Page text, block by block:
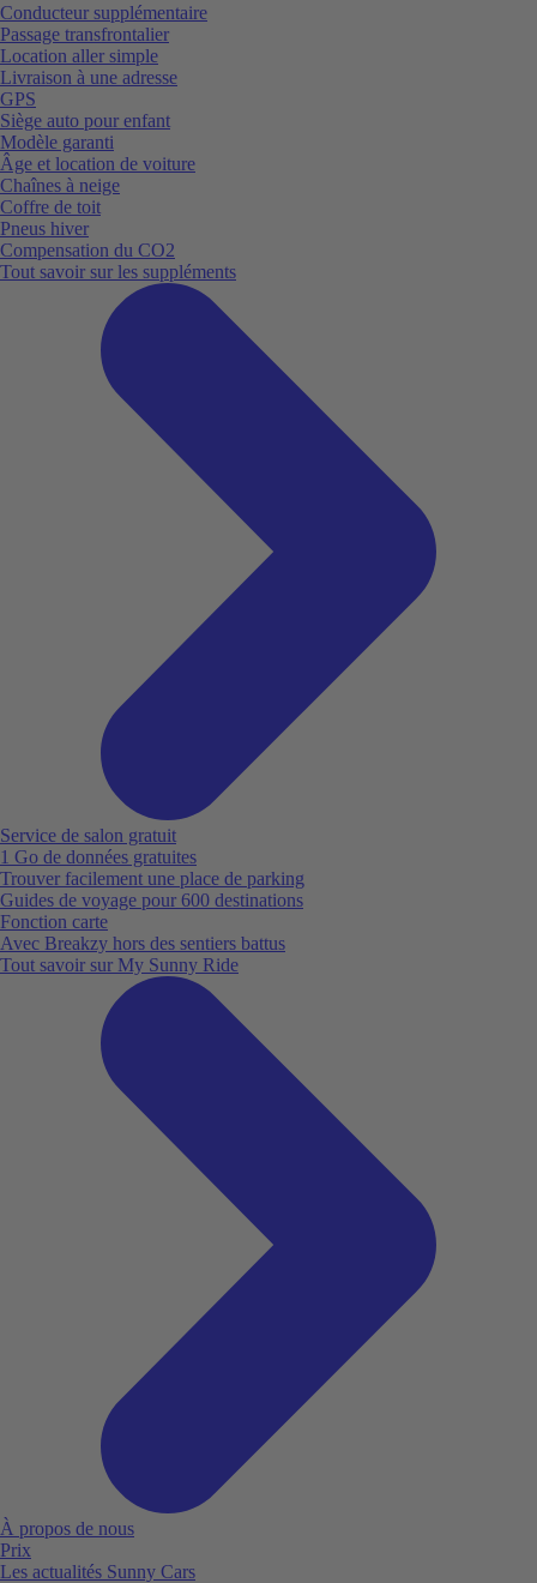
Conducteur supplémentaire
Passage transfrontalier
Location aller simple
Livraison à une adresse
GPS
Siège auto pour enfant
Modèle garanti
Âge et location de voiture
Chaînes à neige
Coffre de toit
Pneus hiver
Compensation du CO2
Tout savoir sur les suppléments
Service de salon gratuit
1 Go de données gratuites
Trouver facilement une place de parking
Guides de voyage pour 600 destinations
Fonction carte
Avec Breakzy hors des sentiers battus
Tout savoir sur My Sunny Ride
À propos de nous
Prix
Les actualités Sunny Cars